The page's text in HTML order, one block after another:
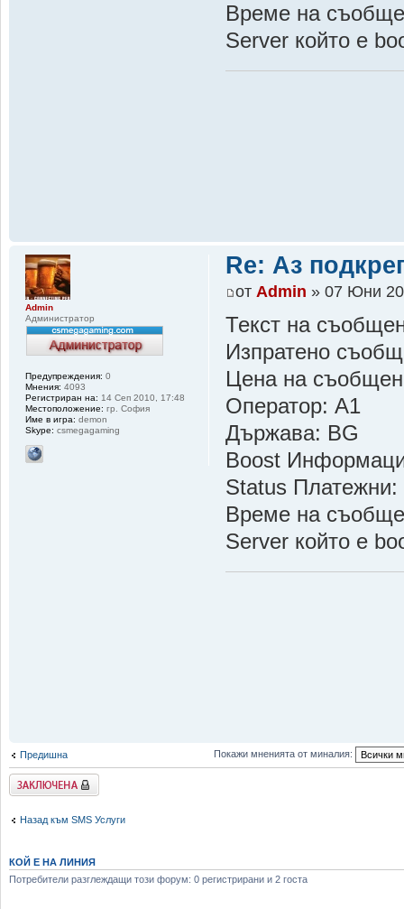
Време на
Server който е
Re: Аз
отAdmin » 07 Юни
Текст на
Изпратено
Цена на
Оператор: A1
Държава: BG
Boost
Status Платежни:
Време на
Server който е
Admin
Администратор
Предупреждения: 0
Мнения: 4093
Регистриран на: 14 Сеп 2010, 17:48
Местоположение: гр. София
Име в игра: demon
Skype: csmegagaming
Предишна Покажи мненията от миналия:
Заключена
Назад към SMS Услуги
КОЙ Е НА ЛИНИЯ
Потребители разглеждащи този форум: 0 регистрирани и 2 госта